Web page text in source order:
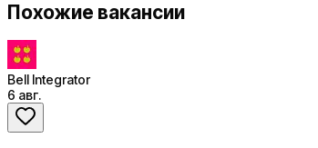
Похожие вакансии
Bell Integrator
6 авг.